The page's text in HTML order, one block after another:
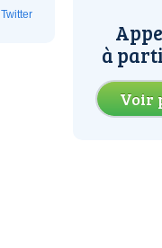
Twitter
à
Voir